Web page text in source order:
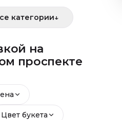
категории↓
на
проспекте
Цвет букета